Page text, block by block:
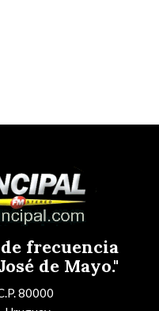
frecuencia
de Mayo."
80000